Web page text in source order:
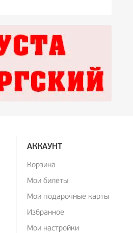
АККАУНТ
Корзина
Мои билеты
Мои подарочные карты
Избранное
Мои настройки